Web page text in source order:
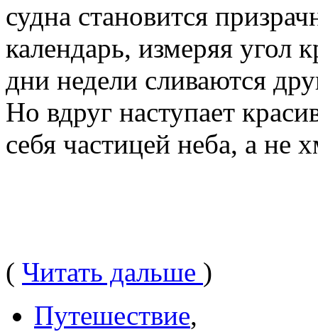
судна становится
календарь, измеряя угол
дни недели сливаются
Но вдруг наступает
себя частицей неба, а не
( Читать дальше )
Путешествие,